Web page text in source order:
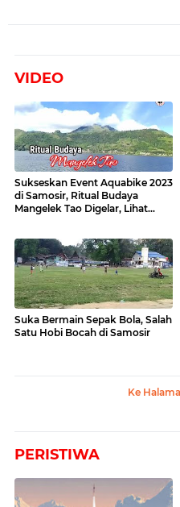
VIDEO
Sukseskan Event Aquabike 2023
di Samosir, Ritual Budaya
Mangelek Tao Digelar, Lihat
Suka Bermain Sepak Bola, Salah
Satu Hobi Bocah di Samosir
Ke
PERISTIWA